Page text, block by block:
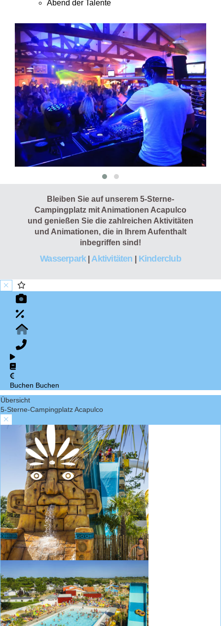
Abend der Talente
Bleiben Sie auf unserem 5-Sterne-
Campingplatz mit Animationen Acapulco
und genießen Sie die zahlreichen Aktivitäten
und Animationen, die in Ihrem Aufenthalt
inbegriffen sind!
Wasserpark| Aktivitäten Kinderclub
Buchen Buchen
Übersicht
5-Sterne-Campingplatz Acapulco